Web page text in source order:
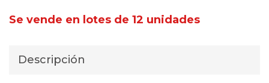
Se vende en lotes de 12 unidades
Descripción